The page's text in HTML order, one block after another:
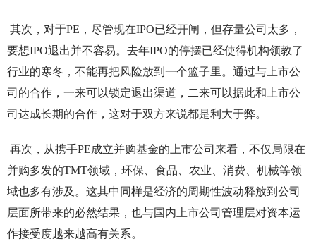
其次，对于PE，尽管现在IPO已经开闸，但存量公司太多，
要想IPO退出并不容易。去年IPO的停摆已经使得机构领教了
行业的寒冬，不能再把风险放到一个篮子里。通过与上市公
司的合作，一来可以锁定退出渠道，二来可以据此和上市公
司达成长期的合作，这对于双方来说都是利大于弊。
再次，从携手PE成立并购基金的上市公司来看，不仅局限在
并购多发的TMT领域，环保、食品、农业、消费、机械等领
域也多有涉及。这其中同样是经济的周期性波动释放到公司
层面所带来的必然结果，也与国内上市公司管理层对资本运
作接受度越来越高有关系。